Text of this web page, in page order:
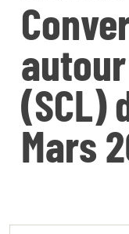
(SCL)
Mars